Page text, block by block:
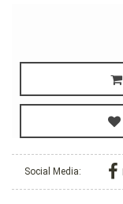
Social Media: